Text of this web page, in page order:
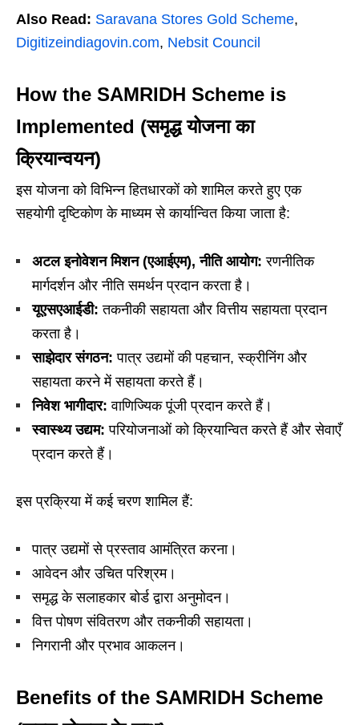
Also Read: Saravana Stores Gold Scheme,
Digitizeindiagovin.com, Nebsit Council
How the SAMRIDH Scheme is
Implemented (समृद्ध योजना का
क्रियान्वयन)
इस योजना को विभिन्न हितधारकों को शामिल करते हुए एक
सहयोगी दृष्टिकोण के माध्यम से कार्यान्वित किया जाता है:
अटलइनोवेशनमिशन (एआईएम),नीति आयोग: रणनीतिक
मार्गदर्शन और नीति समर्थन प्रदान करता है।
यूएसएआईडी: तकनीकी सहायता और वित्तीय सहायता प्रदान
करता है।
साझेदारसंगठन: पात्र उद्यमों की पहचान, स्क्रीनिंग और
सहायता करने में सहायता करते हैं।
निवेश भागीदार: वाणिज्यिक पूंजी प्रदान करते हैं।
स्वास्थ्यउद्यम: परियोजनाओं को क्रियान्वित करते हैं और सेवाएँ
प्रदान करते हैं।
इस प्रक्रिया में कई चरण शामिल हैं:
पात्र उद्यमों से प्रस्ताव आमंत्रित करना।
आवेदन और उचित परिश्रम।
समृद्ध के सलाहकार बोर्ड द्वारा अनुमोदन।
वित्त पोषण संवितरण और तकनीकी सहायता।
निगरानी और प्रभाव आकलन।
Benefits of the SAMRIDH Scheme